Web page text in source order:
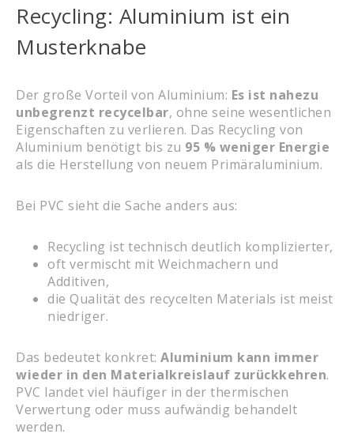
Recycling: Aluminium ist ein
Musterknabe
Der große Vorteil von Aluminium: Es ist nahezu
unbegrenzt recycelbar, ohne seine wesentlichen
Eigenschaften zu verlieren. Das Recycling von
Aluminium benötigt bis zu 95 % weniger Energie
als die Herstellung von neuem Primäraluminium.
Bei PVC sieht die Sache anders aus:
Recycling ist technisch deutlich komplizierter,
oft vermischt mit Weichmachern und
Additiven,
die Qualität des recycelten Materials ist meist
niedriger.
Das bedeutet konkret: Aluminium kann immer
wieder in den Materialkreislauf zurückkehren.
PVC landet viel häufiger in der thermischen
Verwertung oder muss aufwändig behandelt
werden.